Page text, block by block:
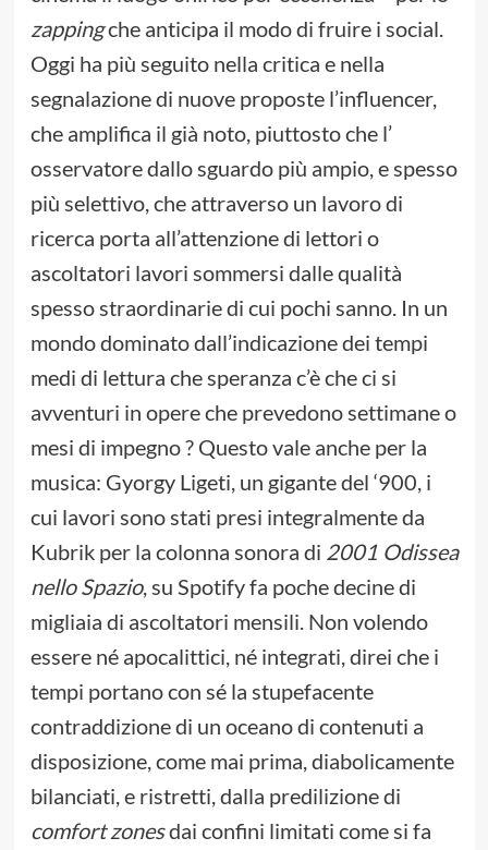
zappingche anticipa il modo di fruire i social.
Oggi ha più seguito nella critica e nella
segnalazione di nuove proposte l’influencer,
che amplifica il già noto, piuttosto che l’
osservatore dallo sguardo più ampio, e spesso
più selettivo, che attraverso un lavoro di
ricerca porta all’attenzione di lettori o
ascoltatori lavori sommersi dalle qualità
spesso straordinarie di cui pochi sanno. In un
mondo dominato dall’indicazione dei tempi
medi di lettura che speranza c’è che ci si
avventuri in opere che prevedono settimane o
mesi di impegno ? Questo vale anche per la
musica: Gyorgy Ligeti, un gigante del ‘900, i
cui lavori sono stati presi integralmente da
Kubrik per la colonna sonora di 2001 Odissea
nello Spazio, su Spotify fa poche decine di
migliaia di ascoltatori mensili. Non volendo
essere né apocalittici, né integrati, direi che i
tempi portano con sé la stupefacente
contraddizione di un oceano di contenuti a
disposizione, come mai prima, diabolicamente
bilanciati, e ristretti, dalla predilizione di
comfort zonesdai confini limitati come si fa